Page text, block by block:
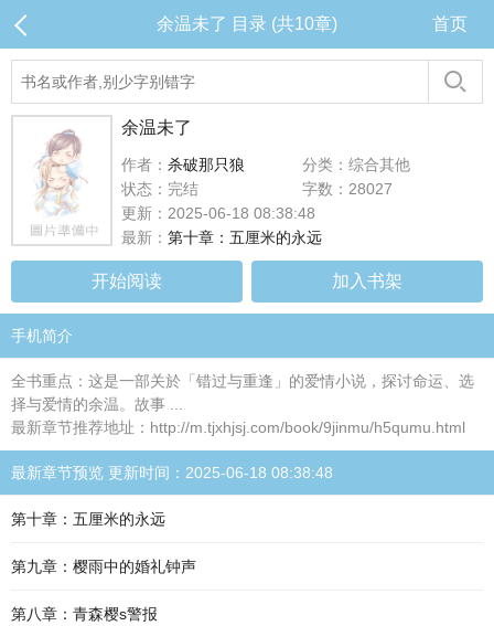
余温未了 目录 (共10章) 首页
余温未了
作者： 杀破那只狼
分类：综合其他
状态：完结
字数：28027
更新：2025-06-18 08:38:48
最新： 第十章：五厘米的永远
开始阅读 加入书架
手机简介
全书重点：这是一部关於「错过与重逢」的爱情小说，探讨命运、选
择与爱情的余温。故事 ...
最新章节推荐地址：http://m.tjxhjsj.com/book/9jinmu/h5qumu.html
最新章节预览 更新时间：2025-06-18 08:38:48
第十章：五厘米的永远
第九章：樱雨中的婚礼钟声
第八章：青森樱s警报